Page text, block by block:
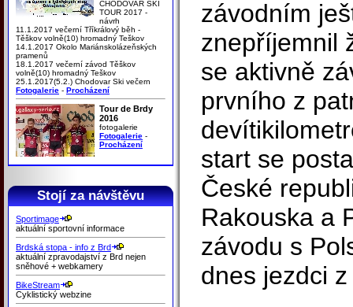
CHODOVAR SKI
TOUR 2017 -
návrh
11.1.2017 večerní Tříkrálový běh -
Těškov volně(10) hromadný Teškov
14.1.2017 Okolo Mariánskolázeňských
pramenů
18.1.2017 večerní závod Těškov
volně(10) hromadný Teškov
25.1.2017(5.2.) Chodovar Ski večern
Fotogalerie - Procházení
Tour de Brdy
2016
fotogalerie
Fotogalerie -
Procházení
Stojí za návštěvu
Sportimage
aktuální sportovní informace
Brdská stopa - info z Brd
aktuální zpravodajství z Brd nejen
sněhové + webkamery
BikeStream
Cyklistický webzine
závodním
znepříjemnil
se aktivně
prvního z
start se
České
Rakouska a
závodu s
dnes jezdci